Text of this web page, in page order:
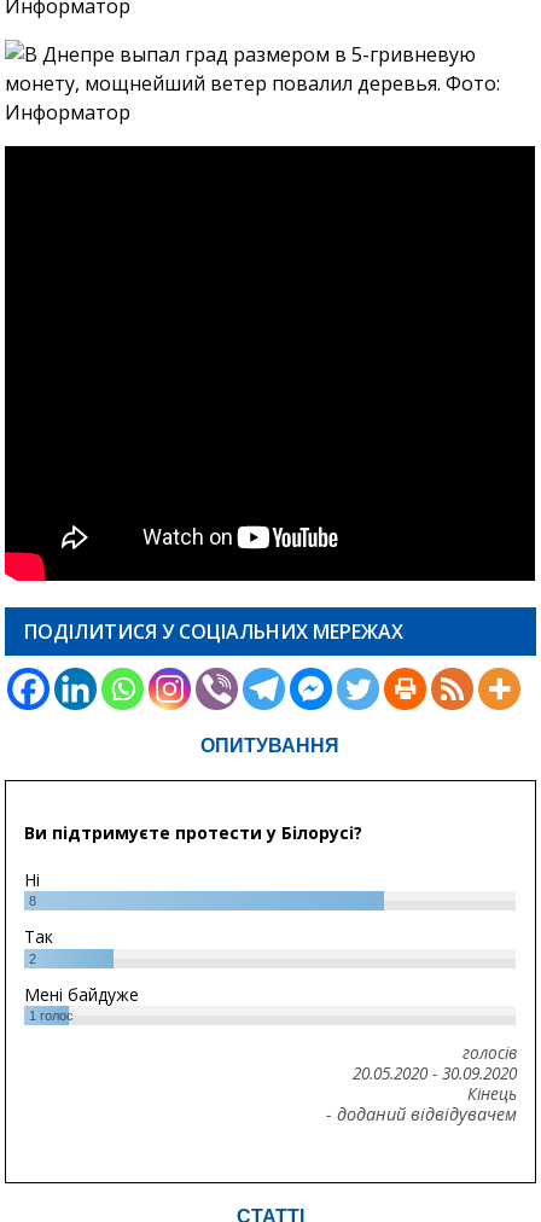
ПОДІЛИТИСЯ У СОЦІАЛЬНИХ МЕРЕЖАХ
ОПИТУВАННЯ
Ви підтримуєте протести у Білорусі?
Ні
8
Так
2
Мені байдуже
1 голос
голосів
20.05.2020- 30.09.2020
Кінець
- доданий відвідувачем
СТАТТІ